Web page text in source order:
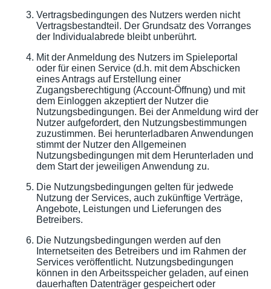
Vertragsbedingungen des Nutzers werden nicht
Vertragsbestandteil. Der Grundsatz des Vorranges
der Individualabrede bleibt unberührt.
Mit der Anmeldung des Nutzers im Spieleportal
oder für einen Service (d.h. mit dem Abschicken
eines Antrags auf Erstellung einer
Zugangsberechtigung (Account-Öffnung) und mit
dem Einloggen akzeptiert der Nutzer die
Nutzungsbedingungen. Bei der Anmeldung wird der
Nutzer aufgefordert, den Nutzungsbestimmungen
zuzustimmen. Bei herunterladbaren Anwendungen
stimmt der Nutzer den Allgemeinen
Nutzungsbedingungen mit dem Herunterladen und
dem Start der jeweiligen Anwendung zu.
Die Nutzungsbedingungen gelten für jedwede
Nutzung der Services, auch zukünftige Verträge,
Angebote, Leistungen und Lieferungen des
Betreibers.
Die Nutzungsbedingungen werden auf den
Internetseiten des Betreibers und im Rahmen der
Services veröffentlicht. Nutzungsbedingungen
können in den Arbeitsspeicher geladen, auf einen
dauerhaften Datenträger gespeichert oder